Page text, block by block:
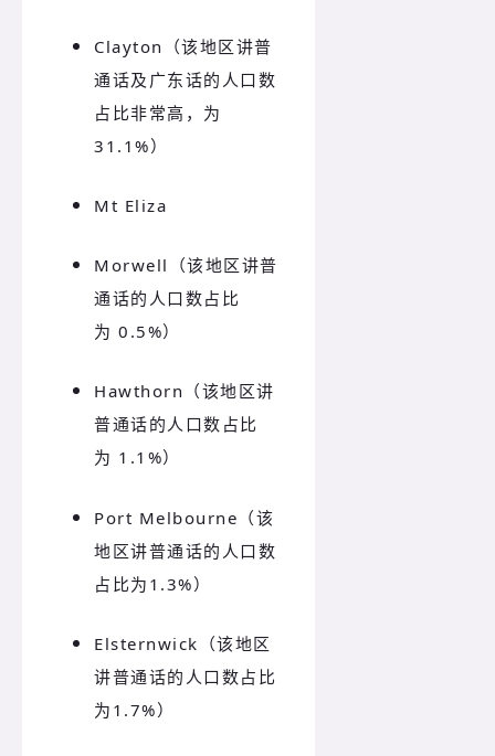
Clayton（该地区讲普
通话及广东话的人口数
占比非常高，为
31.1%）
Mt Eliza
Morwell（该地区讲普
通话的人口数占比
为 0.5%）
Hawthorn（该地区讲
普通话的人口数占比
为 1.1%）
Port Melbourne（该
地区讲普通话的人口数
占比为1.3%）
Elsternwick（该地区
讲普通话的人口数占比
为1.7%）